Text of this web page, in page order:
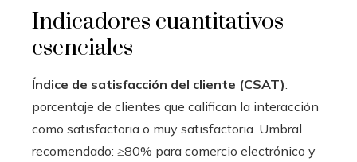
Indicadores cuantitativos
esenciales
Índice de satisfacción del cliente (CSAT):
porcentaje de clientes que califican la interacción
como satisfactoria o muy satisfactoria. Umbral
recomendado: ≥80% para comercio electrónico y